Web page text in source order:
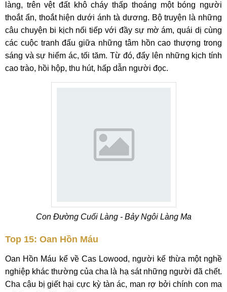
làng, trên vệt đất khô cháy thấp thoáng một bóng người
thoắt ẩn, thoắt hiện dưới ánh tà dương. Bộ truyện là những
câu chuyện bi kịch nối tiếp với đầy sự mờ ám, quái dị cùng
các cuộc tranh đấu giữa những tâm hồn cao thượng trong
sáng và sự hiểm ác, tối tăm. Từ đó, đẩy lên những kịch tính
cao trào, hồi hộp, thu hút, hấp dẫn người đọc.
Con Đường Cuối Làng - Bảy Ngôi Làng Ma
Top 15: Oan Hồn Máu
Oan Hồn Máu kể về Cas Lowood, người kế thừa một nghề
nghiệp khác thường của cha là hạ sát những người đã chết.
Cha cậu bị giết hại cực kỳ tàn ác, man rợ bởi chính con ma